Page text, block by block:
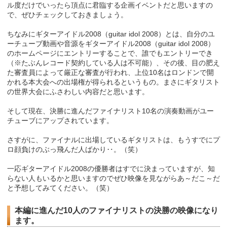
ル度だけでいったら頂点に君臨する企画イベントだと思いますの
で、ぜひチェックしておきましょう。
ちなみにギターアイドル2008（guitar idol 2008）とは、自分のユ
ーチューブ動画や音源をギターアイドル2008（guitar idol 2008）
のホームページにエントリーすることで、誰でもエントリーでき
（※たぶんレコード契約している人は不可能）、その後、目の肥え
た審査員によって厳正な審査が行われ、上位10名はロンドンで開
かれる本大会への出場権が得られるというもの。まさにギタリスト
の世界大会にふさわしい内容だと思います。
そして現在、決勝に進んだファイナリスト10名の演奏動画がユー
チューブにアップされています。
さすがに、ファイナルに出場しているギタリストは、もうすでにプ
ロ顔負けのぶっ飛んだ人ばかり‥。（笑）
一応ギターアイドル2008の優勝者はすでに決まっていますが、知
らない人もいるかと思いますのでぜひ映像を見ながらあ～だこ～だ
と予想してみてください。（笑）
本編に進んだ10人のファイナリストの決勝の映像になり
ます。